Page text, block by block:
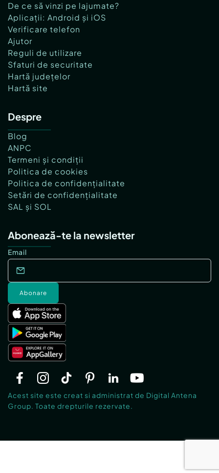
De ce să vinzi pe lajumate?
Aplicații: Android și iOS
Verificare telefon
Ajutor
Reguli de utilizare
Sfaturi de securitate
Hartă județelor
Hartă site
Despre
Blog
ANPC
Termeni și condiții
Politica de cookies
Politica de confidențialitate
Setări de confidențialitate
SAL și SOL
Abonează-te la newsletter
Email
Abonare
Acest site este creat si administrat de Digital Antena
Group. Toate drepturile rezervate.